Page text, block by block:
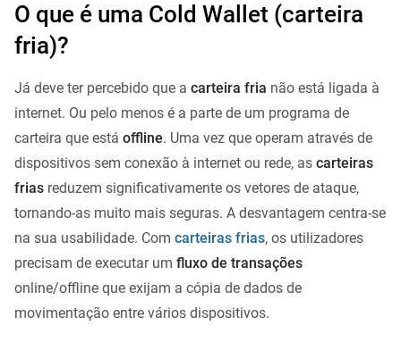
O que é uma Cold Wallet (carteira
fria)?
Já deve ter percebido que a carteira fria não está ligada à
internet. Ou pelo menos é a parte de um programa de
carteira que está offline. Uma vez que operam através de
dispositivos sem conexão à internet ou rede, as carteiras
frias reduzem significativamente os vetores de ataque,
tornando-as muito mais seguras. A desvantagem centra-se
na sua usabilidade. Com carteiras frias, os utilizadores
precisam de executar um fluxo de transações
online/offline que exijam a cópia de dados de
movimentação entre vários dispositivos.